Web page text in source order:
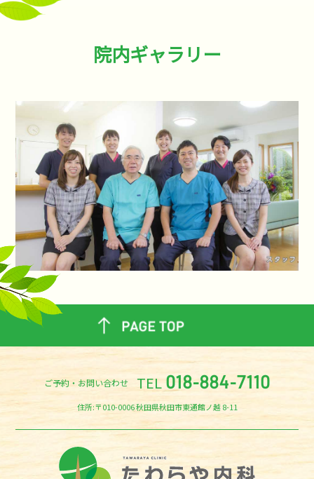
院内ギャラリー
ご予約・お問い合わせ TEL018-884-7110
住所:〒010-0006 秋田県秋田市東通館ノ越 8-11